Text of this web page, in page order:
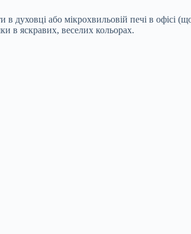
або мікрохвильовій печі в офісі (що
в яскравих, веселих кольорах.